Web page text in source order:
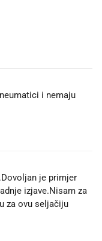
i nemaju
je primjer
izjave.Nisam za
za ovu seljačiju